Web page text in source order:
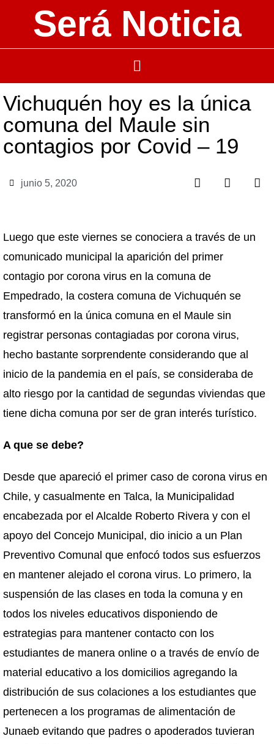
Será Noticia
Vichuquén hoy es la única
comuna del Maule sin
contagios por Covid – 19
junio 5, 2020
Luego que este viernes se conociera a través de un
comunicado municipal la aparición del primer
contagio por corona virus en la comuna de
Empedrado, la costera comuna de Vichuquén se
transformó en la única comuna en el Maule sin
registrar personas contagiadas por corona virus,
hecho bastante sorprendente considerando que al
inicio de la pandemia en el país, se consideraba de
alto riesgo por la cantidad de segundas viviendas que
tiene dicha comuna por ser de gran interés turístico.
A que se debe?
Desde que apareció el primer caso de corona virus en
Chile, y casualmente en Talca, la Municipalidad
encabezada por el Alcalde Roberto Rivera y con el
apoyo del Concejo Municipal, dio inicio a un Plan
Preventivo Comunal que enfocó todos sus esfuerzos
en mantener alejado el corona virus. Lo primero, la
suspensión de las clases en toda la comuna y en
todos los niveles educativos disponiendo de
estrategias para mantener contacto con los
estudiantes de manera online o a través de envío de
material educativo a los domicilios agregando la
distribución de sus colaciones a los estudiantes que
pertenecen a los programas de alimentación de
Junaeb evitando que padres o apoderados tuvieran